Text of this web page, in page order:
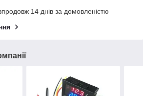
14 днів за домовленістю